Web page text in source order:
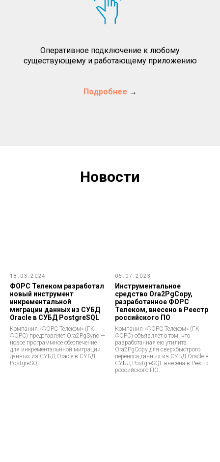
Оперативное подключение к любому
существующему и работающему приложению
Подробнее →
Новости
18.03.2024
ФОРС Телеком разработал
новый инструмент
инкрементальной
миграции данных из СУБД
Oracle в СУБД PostgreSQL
Компания «ФОРС Телеком» (ГК
ФОРС) представляет Ora2PgSync —
новое программное обеспечение
для инкрементальнной миграции
данных из СУБД Oracle в СУБД
PostgreSQL.
05.07.2023
Инструментальное
средство Ora2PgCopy,
разработанное ФОРС
Телеком, внесено в Реестр
российского ПО
Компания «ФОРС Телеком» (ГК
ФОРС) объявляет о том, что
разработанная ею утилита
Ora2PgCopy для сверхбыстрого
переноса данных из СУБД Oracle в
СУБД PostgreSQL внесена в Реестр
российского ПО.